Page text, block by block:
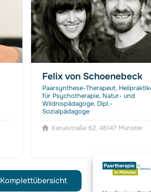
Felix von Schoenebeck
Paarsynthese-Therapeut,
für Psychotherapie, Natur- und
Wildnispädagoge, Dipl.-
Sozialpädagoge
Kanalstraße 62, 48147 Münster